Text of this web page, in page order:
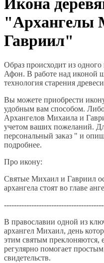
"Архангелы
Гавриил"
Образ происходит из
Афон. В работе над иконой
технология старения
Вы можете приобрести
удобным вам способом. Либо
Архангелов Михаила и
учетом ваших пожеланий.
персональный заказ " и
подробнее.
Про икону:
Святые Михаил и Гавриил
архангела стоят во главе
В православии одной из
архангел Михаил, день
этим святым
регулярно помогает
свидетельств.